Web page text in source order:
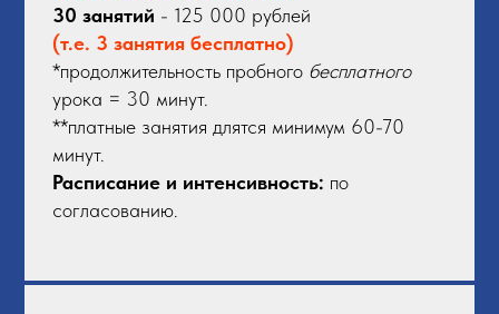
30 занятий - 125 000 рублей
(т.е. 3 занятия бесплатно)
*продолжительность пробного бесплатного
урока = 30 минут.
**платные занятия длятся минимум 60-70
минут.
Расписание и интенсивность: по
согласованию.